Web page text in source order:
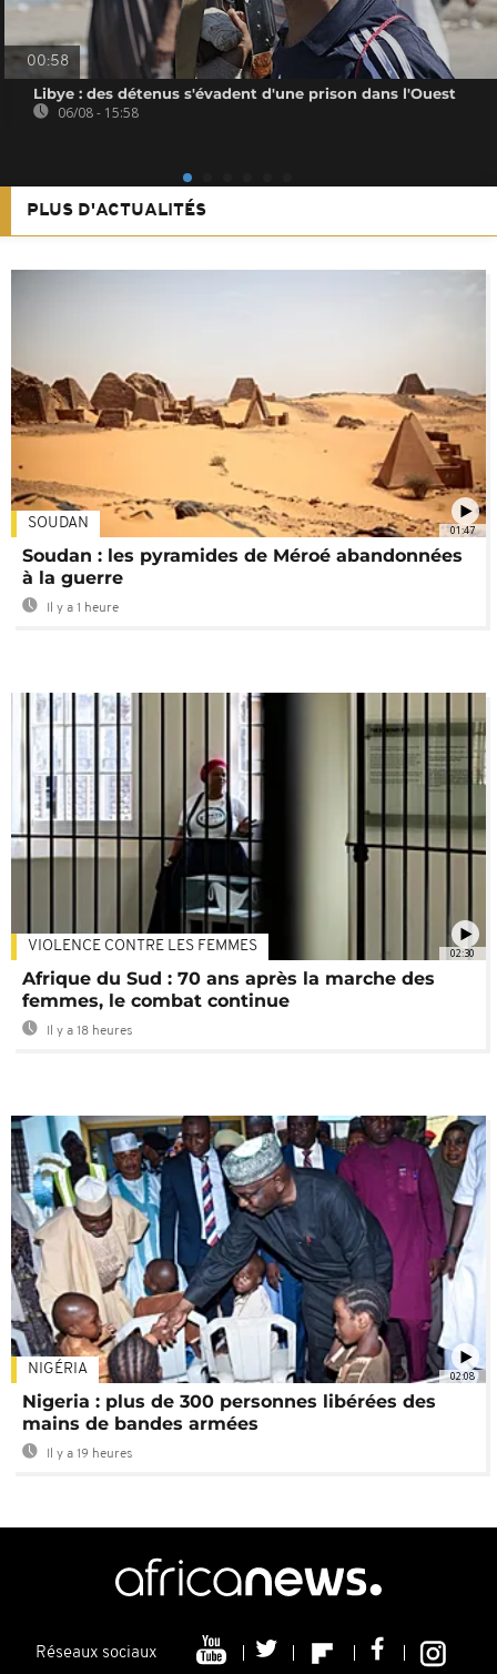
00:58
Libye : des détenus s'évadent d'une prison dans l'Ouest
06/08 - 15:58
PLUS D'ACTUALITÉS
01:47
SOUDAN
Soudan : les pyramides de Méroé abandonnées
à la guerre
Il y a 1 heure
02:30
VIOLENCE CONTRE LES FEMMES
Afrique du Sud : 70 ans après la marche des
femmes, le combat continue
Il y a 18 heures
02:08
NIGÉRIA
Nigeria : plus de 300 personnes libérées des
mains de bandes armées
Il y a 19 heures
Réseaux sociaux